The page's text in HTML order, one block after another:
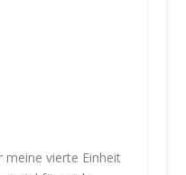
meine vierte Einheit